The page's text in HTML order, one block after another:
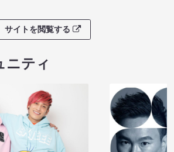
サイトを閲覧する
ニティ